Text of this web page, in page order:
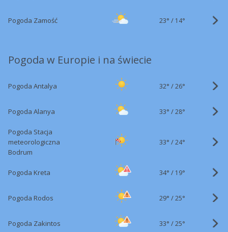
Pogoda Zamość 23° / 14°
Pogoda w Europie i na świecie
Pogoda Antalya 32° /26°
Pogoda Alanya 33° /28°
Pogoda Stacja
meteorologiczna
Bodrum
33° /24°
Pogoda Kreta 34° / 19°
Pogoda Rodos 29° /25°
Pogoda Zakintos 33° /25°